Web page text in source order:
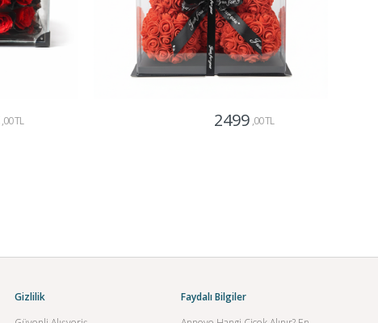
,00 TL 2499 ,00 TL
Gizlilik
Faydalı Bilgiler